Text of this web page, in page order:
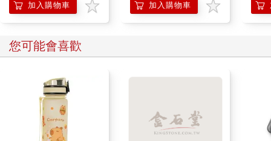
加入購物車 加入購物車
您可能會喜歡